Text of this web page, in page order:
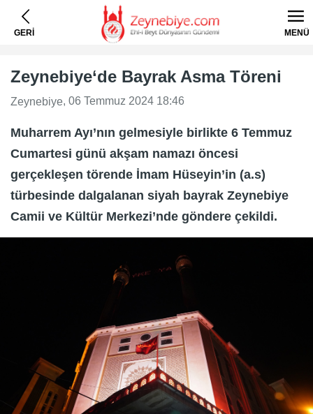
GERİ MENÜ
Zeynebiye‘de Bayrak Asma Töreni
Zeynebiye, 06 Temmuz 2024 18:46
Muharrem Ayı’nın gelmesiyle birlikte 6 Temmuz
Cumartesi günü akşam namazı öncesi
gerçekleşen törende İmam Hüseyin’in (a.s)
türbesinde dalgalanan siyah bayrak Zeynebiye
Camii ve Kültür Merkezi’nde göndere çekildi.